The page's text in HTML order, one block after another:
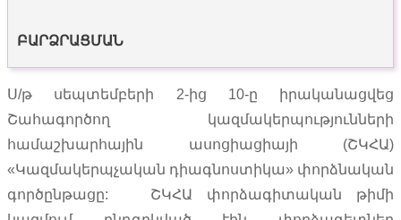
ԲԱՐՁՐԱՑՄԱՆ
Ս/թ սեպտեմբերի 2-ից 10-ը իրականացվեց
Շահագործող կազմակերպությունների
համաշխարհային ասոցիացիայի (ՇԿՀԱ)
«Կազմակերպչական դիագնոստիկա» փորձնական
գործընթացը: ՇԿՀԱ փորձագիտական թիմի